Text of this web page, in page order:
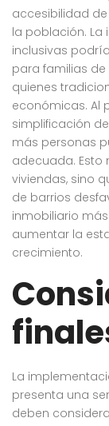
accesibilidad
la población.
inclusivas
para familias de
quienes
económicas. Al
simplificación
más personas
adecuada.
viviendas, sino
de barrios
inmobiliario
aumentar la
crecimiento.
La
presenta una
deben